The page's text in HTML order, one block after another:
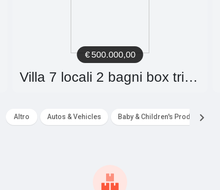
Villa 7 locali 2 bagni box triplo giardino
€500.000,00
Altro Autos & Vehicles Baby & Children's Products